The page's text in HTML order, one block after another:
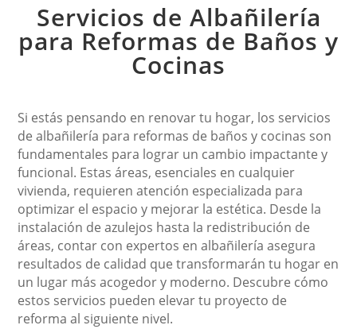
Servicios de Albañilería
para Reformas de Baños y
Cocinas
Si estás pensando en renovar tu hogar, los servicios
de albañilería para reformas de baños y cocinas son
fundamentales para lograr un cambio impactante y
funcional. Estas áreas, esenciales en cualquier
vivienda, requieren atención especializada para
optimizar el espacio y mejorar la estética. Desde la
instalación de azulejos hasta la redistribución de
áreas, contar con expertos en albañilería asegura
resultados de calidad que transformarán tu hogar en
un lugar más acogedor y moderno. Descubre cómo
estos servicios pueden elevar tu proyecto de
reforma al siguiente nivel.